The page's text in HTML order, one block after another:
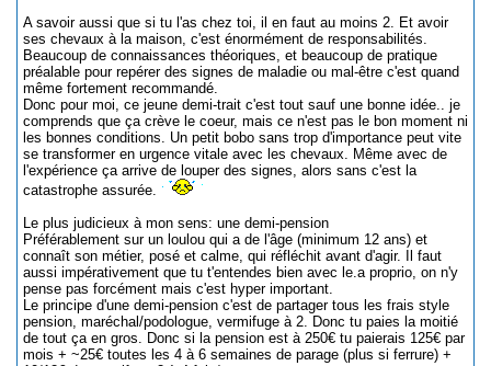
A savoir aussi que si tu l'as chez toi, il en faut au moins 2. Et avoir
ses chevaux à la maison, c'est énormément de responsabilités.
Beaucoup de connaissances théoriques, et beaucoup de pratique
préalable pour repérer des signes de maladie ou mal-être c'est quand
même fortement recommandé.
Donc pour moi, ce jeune demi-trait c'est tout sauf une bonne idée.. je
comprends que ça crève le coeur, mais ce n'est pas le bon moment ni
les bonnes conditions. Un petit bobo sans trop d'importance peut vite
se transformer en urgence vitale avec les chevaux. Même avec de
l'expérience ça arrive de louper des signes, alors sans c'est la
catastrophe assurée.
Le plus judicieux à mon sens: une demi-pension
Préférablement sur un loulou qui a de l'âge (minimum 12 ans) et
connaît son métier, posé et calme, qui réfléchit avant d'agir. Il faut
aussi impérativement que tu t'entendes bien avec le.a proprio, on n'y
pense pas forcément mais c'est hyper important.
Le principe d'une demi-pension c'est de partager tous les frais style
pension, maréchal/podologue, vermifuge à 2. Donc tu paies la moitié
de tout ça en gros. Donc si la pension est à 250€ tu paierais 125€ par
mois + ~25€ toutes les 4 à 6 semaines de parage (plus si ferrure) +